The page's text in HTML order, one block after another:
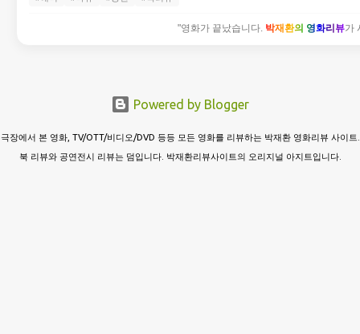
"영화가 끝났습니다. 박재환의 영화리뷰가
Powered by Blogger
극장에서 본 영화, TV/OTT/비디오/DVD 등등 모든 영화를 리뷰하는 박재환 영화리뷰 사이트.
북 리뷰와 공연전시 리뷰는 덤입니다. 박재환리뷰사이트의 오리지널 아지트입니다.